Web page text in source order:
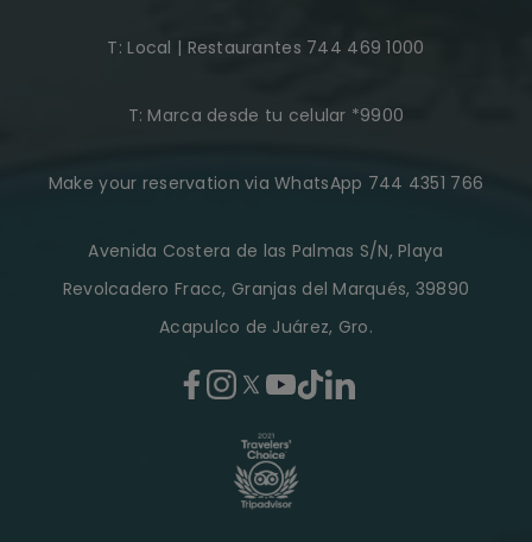
T: Local | Restaurantes 744 469 1000
T: Marca desde tu celular *9900
Make your reservation via WhatsApp 744 4351 766
Avenida Costera de las Palmas S/N, Playa
Revolcadero Fracc, Granjas del Marqués, 39890
Acapulco de Juárez, Gro.